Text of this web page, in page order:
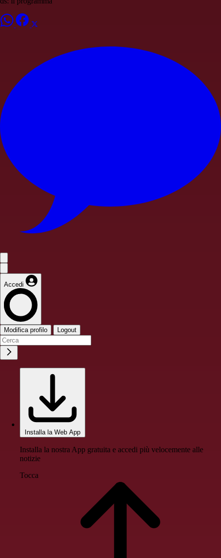
Accedi
Modifica profilo Logout
Installa la Web App
Installa la nostra App gratuita e accedi più velocemente alle
notizie
Tocca